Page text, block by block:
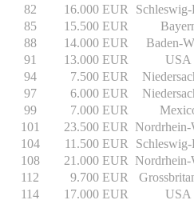
82
16.000 EUR
85
15.500 EUR
88
14.000 EUR
Baden-
91
13.000 EUR
USA
94
7.500 EUR
97
6.000 EUR
99
7.000 EUR
101
23.500 EUR Nordrhein-
104
11.500 EUR
108
21.000 EUR Nordrhein-
112
9.700 EUR
114
17.000 EUR USA